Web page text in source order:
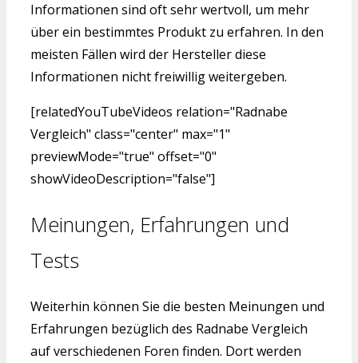
Informationen sind oft sehr wertvoll, um mehr
über ein bestimmtes Produkt zu erfahren. In den
meisten Fällen wird der Hersteller diese
Informationen nicht freiwillig weitergeben.
[relatedYouTubeVideos relation="Radnabe
Vergleich" class="center" max="1"
previewMode="true" offset="0"
showVideoDescription="false"]
Meinungen, Erfahrungen und
Tests
Weiterhin können Sie die besten Meinungen und
Erfahrungen bezüglich des Radnabe Vergleich
auf verschiedenen Foren finden. Dort werden